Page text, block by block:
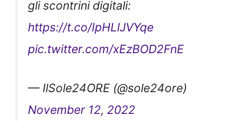
gli scontrini digitali:
https://t.co/IpHLlJVYqe
pic.twitter.com/xEzBOD2FnE
— IlSole24ORE (@sole24ore)
November 12, 2022